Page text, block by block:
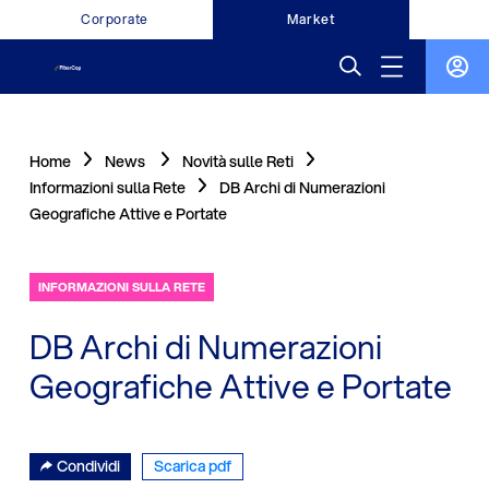
Corporate Market
Home News
Novità sulle Reti
Informazioni sulla Rete
DB Archi di Numerazioni
Geografiche Attive e Portate
INFORMAZIONI SULLA RETE
DB Archi di Numerazioni
Geografiche Attive e Portate
Condividi Scarica pdf